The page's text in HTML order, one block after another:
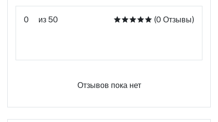
0 из 50 (0 Отзывы)
Отзывов пока нет